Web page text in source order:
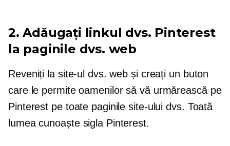
2. Adăugați linkul dvs. Pinterest
la paginile dvs. web
Reveniți la site-ul dvs. web și creați un buton
care le permite oamenilor să vă urmărească pe
Pinterest pe toate paginile site-ului dvs. Toată
lumea cunoaște sigla Pinterest.